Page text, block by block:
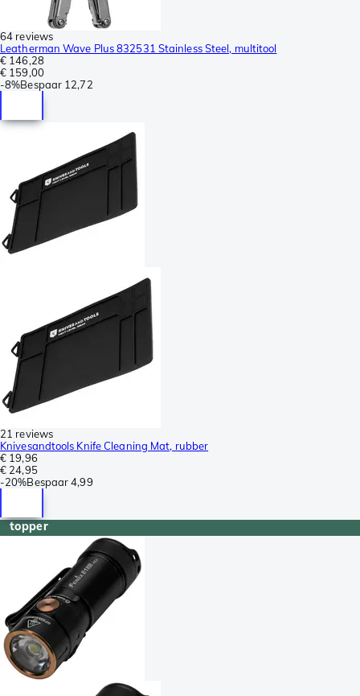
64 reviews
Leatherman Wave Plus 832531 Stainless Steel, multitool
€ 146,28
€ 159,00
-8%Bespaar 12,72
21 reviews
Knivesandtools Knife Cleaning Mat, rubber
€ 19,96
€ 24,95
-20%Bespaar 4,99
topper